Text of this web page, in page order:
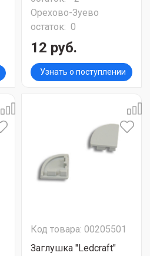
Орехово-Зуево
остаток: 0
12 руб.
Узнать о поступлении
Код товара: 00205501
Заглушка "Ledcraft"